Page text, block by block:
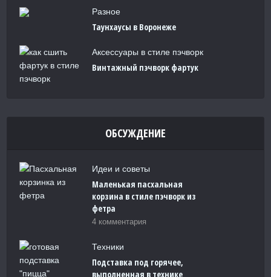
Разное
Таунхаусы в Воронеже
Аксессуары в стиле пэчворк
Винтажный пэчворк фартук
ОБСУЖДЕНИЕ
Идеи и советы
Маленькая пасхальная
корзина в стиле пэчворк из
фетра
4 комментария
Техники
Подставка под горячее,
выполненная в технике